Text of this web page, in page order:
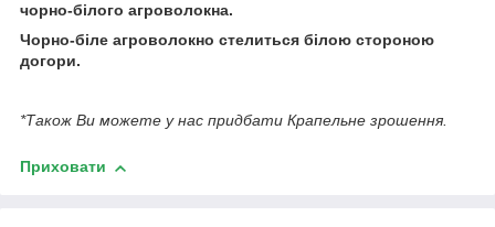
чорно-білого агроволокна.
Чорно-біле агроволокно стелиться білою стороною
догори.
*Також Ви можете у нас придбати Крапельне зрошення.
Приховати